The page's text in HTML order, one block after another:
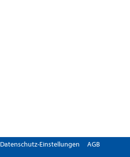
Datenschutz-Einstellungen AGB